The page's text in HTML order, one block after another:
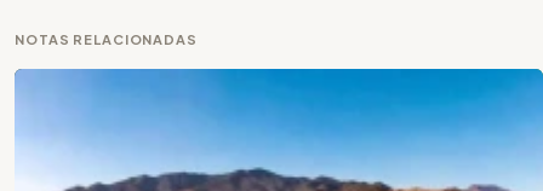
NOTAS RELACIONADAS